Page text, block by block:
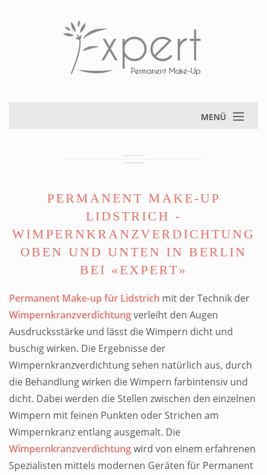
MENÜ
PERMANENT MAKE-UP
LIDSTRICH -
WIMPERNKRANZVERDICHTUNG
OBEN UND UNTEN IN BERLIN
BEI «EXPERT»
Permanent Make-up für Lidstrich mit der Technik der
Wimpernkranzverdichtungverleiht den Augen
Ausdrucksstärke und lässt die Wimpern dicht und
buschig wirken. Die Ergebnisse der
Wimpernkranzverdichtung sehen natürlich aus, durch
die Behandlung wirken die Wimpern farbintensiv und
dicht. Dabei werden die Stellen zwischen den einzelnen
Wimpern mit feinen Punkten oder Strichen am
Wimpernkranz entlang ausgemalt. Die
Wimpernkranzverdichtungwird von einem erfahrenen
Spezialisten mittels modernen Geräten für Permanent